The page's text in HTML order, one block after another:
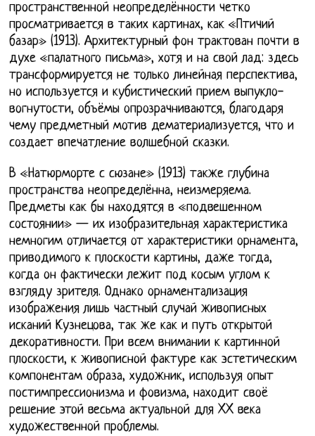
пространственной неопределённости четко
просматривается в таких картинах, как «Птичий
базар» (1913). Архитектурный фон трактован почти в
духе «палатного письма», хотя и на свой лад: здесь
трансформируется не только линейная перспектива,
но используется и кубистический прием выпукло-
вогнутости, объёмы опрозрачниваются, благодаря
чему предметный мотив дематериализуется, что и
создает впечатление волшебной сказки.
В «Натюрморте с сюзане» (1913) также глубина
пространства неопределённа, неизмеряема.
Предметы как бы находятся в «подвешенном
состоянии» — их изобразительная характеристика
немногим отличается от характеристики орнамента,
приводимого к плоскости картины, даже тогда,
когда он фактически лежит под косым углом к
взгляду зрителя. Однако орнаментализация
изображения лишь частный случай живописных
исканий Кузнецова, так же как и путь открытой
декоративности. При всем внимании к картинной
плоскости, к живописной фактуре как эстетическим
компонентам образа, художник, используя опыт
постимпрессионизма и фовизма, находит своё
решение этой весьма актуальной для XX века
художественной проблемы.